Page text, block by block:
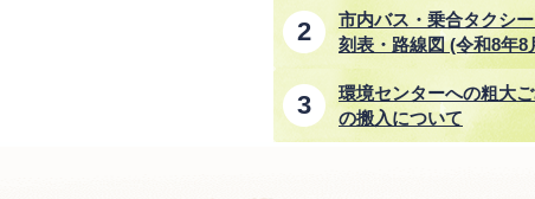
市内バス・乗合タクシ
刻表・路線図 (令和8年8
日改正)
環境センターへの粗大
の搬入について